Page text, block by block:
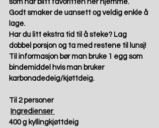
som har blitt favoritten her hjemme.
Godt smaker de uansett og veldig enkle å
lage.
Har du litt ekstra tid til å steke? Lag
dobbel porsjon og ta med restene til lunsj!
Til informasjon bør man bruke 1 egg som
bindemiddel hvis man bruker
karbonadedeig/kjøttdeig.
Til 2 personer
Ingredienser
400 g kyllingkjøttdeig